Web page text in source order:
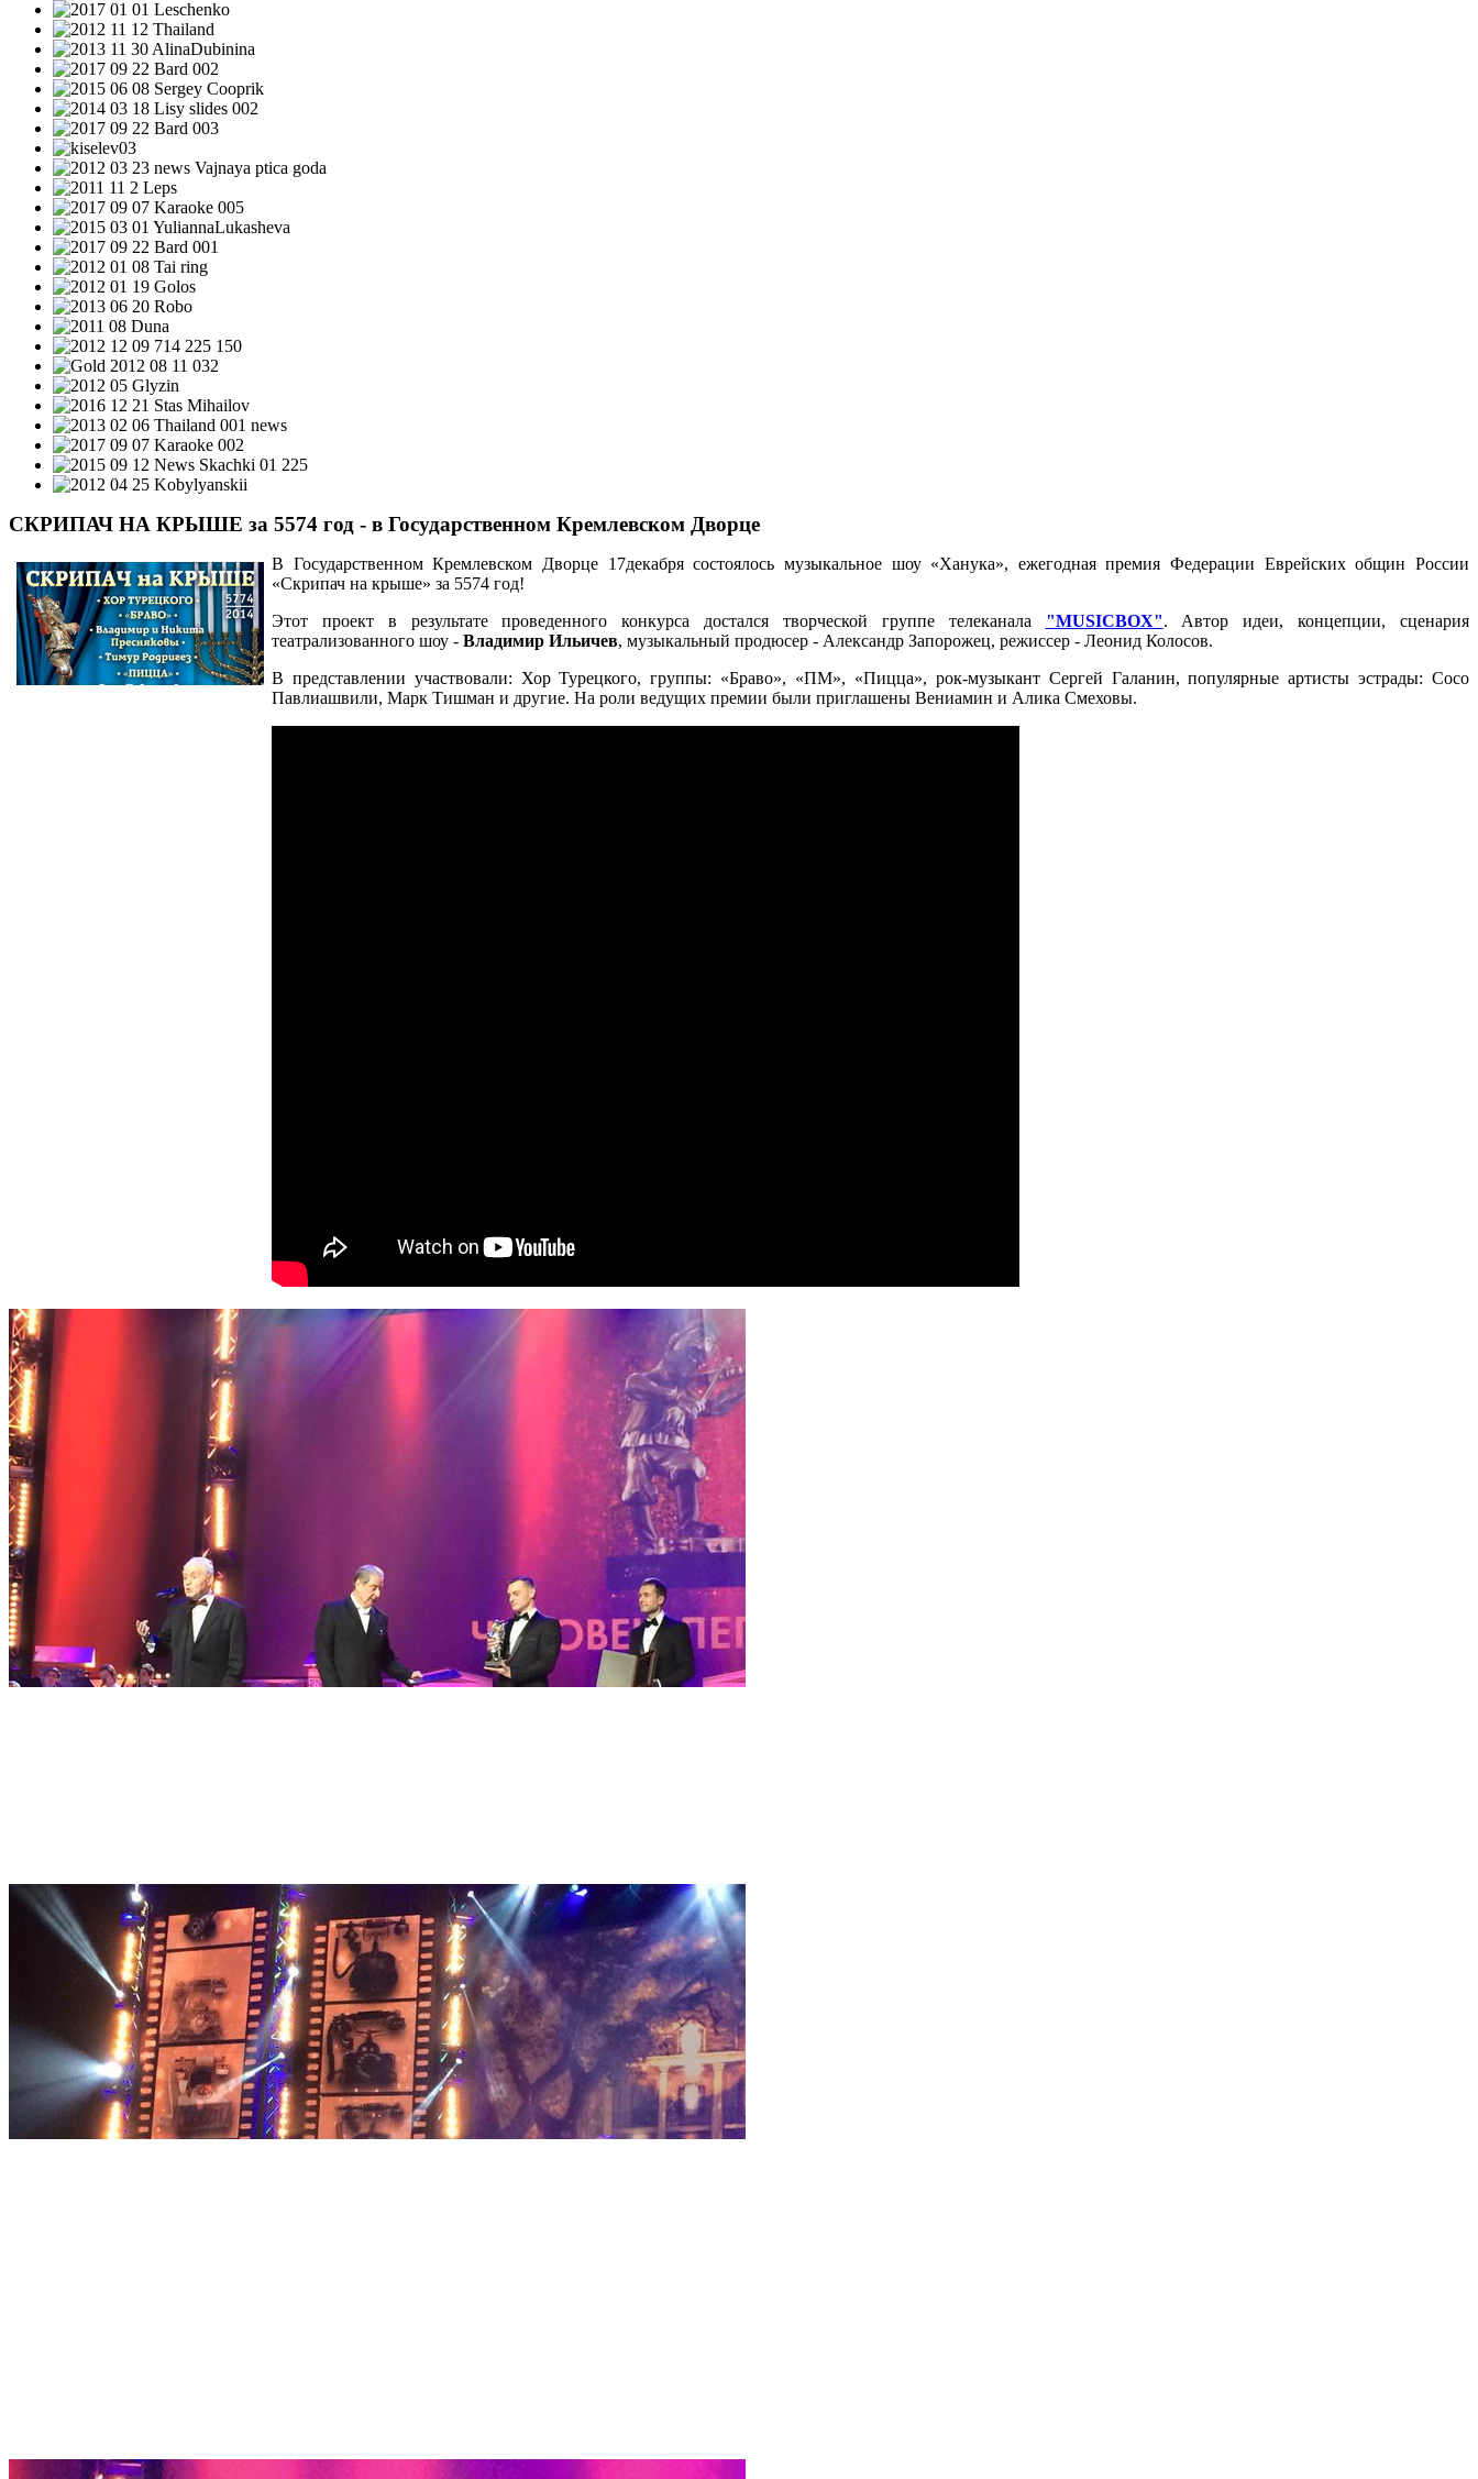
СКРИПАЧ НА КРЫШЕ за 5574 год - в Государственном Кремлевском Дворце
В Государственном Кремлевском Дворце 17декабря состоялось музыкальное шоу «Ханука», ежегодная премия Федерации Еврейских общин России
«Скрипач на крыше» за 5574 год!
Этот проект в результате проведенного конкурса достался творческой группе телеканала "MUSICBOX". Автор идеи, концепции, сценария
театрализованного шоу - Владимир Ильичев, музыкальный продюсер - Александр Запорожец, режиссер - Леонид Колосов.
В представлении участвовали: Хор Турецкого, группы: «Браво», «ПМ», «Пицца», рок-музыкант Сергей Галанин, популярные артисты эстрады: Сосо
Павлиашвили, Марк Тишман и другие. На роли ведущих премии были приглашены Вениамин и Алика Смеховы.